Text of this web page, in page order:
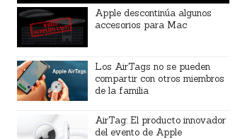
Apple descontinúa algunos
accesorios para Mac
Los AirTags no se pueden
compartir con otros miembros
de la familia
AirTag: El producto innovador
del evento de Apple